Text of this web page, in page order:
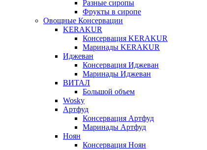
Разные сиропы
Фрукты в сиропе
Овощные Консервации
KERAKUR
Консервация KERAKUR
Маринады KERAKUR
Иджеван
Консервация Иджеван
Маринады Иджеван
ВИТАЛ
Большой объем
Wosky
Артфуд
Консервация Артфуд
Маринады Артфуд
Ноян
Консервация Ноян